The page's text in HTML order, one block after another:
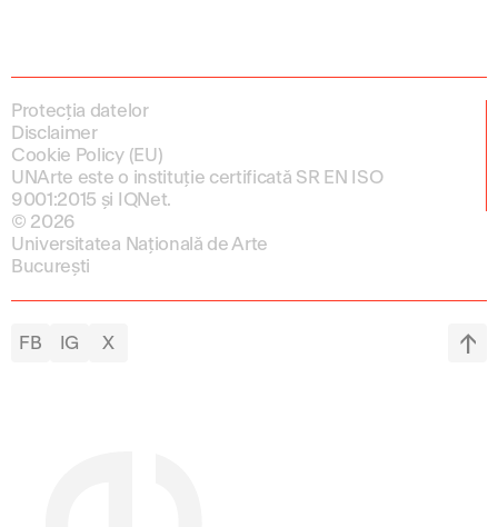
Protecția datelor
Disclaimer
Cookie Policy (EU)
UNArte este o instituție certificată SR EN ISO
9001:2015 și IQNet.
© 2026
Universitatea Națională de Arte
București
FB IG X